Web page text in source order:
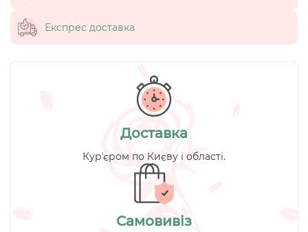
Експрес доставка
Доставка
Курʼєром по Києву і області.
Самовивіз